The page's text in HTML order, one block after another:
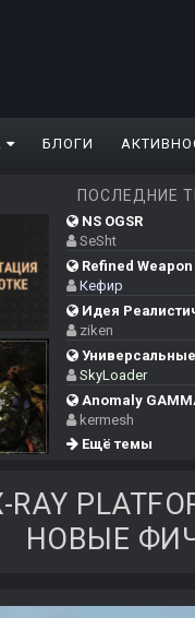
БЛОГИ
ПОСЛЕДНИЕ
NS OGSR
SeSht
Refined Weapon
Кефир
Идея
ziken
SkyLoader
Anomaly
kermesh
Ещё темы
НОВЫЕ